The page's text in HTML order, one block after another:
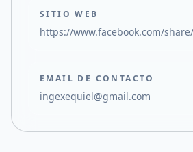
SITIO WEB
https://www.facebook.com/
EMAIL DE CONTACTO
ingexequiel@gmail.com